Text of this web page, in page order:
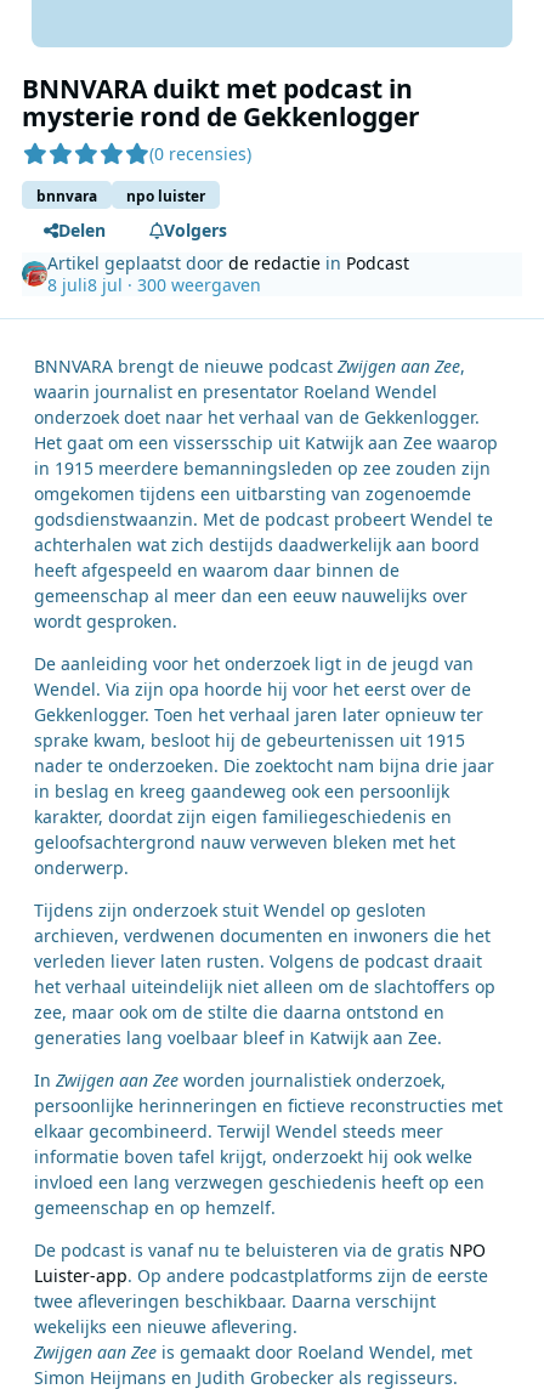
BNNVARA duikt met podcast in
mysterie rond de Gekkenlogger
(0 recensies)
bnnvara npo luister
Delen
Volgers
Artikel geplaatst doorde redactie in Podcast
8 juli8 jul · 300 weergaven
BNNVARA brengt de nieuwe podcast Zwijgen aan Zee,
waarin journalist en presentator Roeland Wendel
onderzoek doet naar het verhaal van de Gekkenlogger.
Het gaat om een vissersschip uit Katwijk aan Zee waarop
in 1915 meerdere bemanningsleden op zee zouden zijn
omgekomen tijdens een uitbarsting van zogenoemde
godsdienstwaanzin. Met de podcast probeert Wendel te
achterhalen wat zich destijds daadwerkelijk aan boord
heeft afgespeeld en waarom daar binnen de
gemeenschap al meer dan een eeuw nauwelijks over
wordt gesproken.
De aanleiding voor het onderzoek ligt in de jeugd van
Wendel. Via zijn opa hoorde hij voor het eerst over de
Gekkenlogger. Toen het verhaal jaren later opnieuw ter
sprake kwam, besloot hij de gebeurtenissen uit 1915
nader te onderzoeken. Die zoektocht nam bijna drie jaar
in beslag en kreeg gaandeweg ook een persoonlijk
karakter, doordat zijn eigen familiegeschiedenis en
geloofsachtergrond nauw verweven bleken met het
onderwerp.
Tijdens zijn onderzoek stuit Wendel op gesloten
archieven, verdwenen documenten en inwoners die het
verleden liever laten rusten. Volgens de podcast draait
het verhaal uiteindelijk niet alleen om de slachtoffers op
zee, maar ook om de stilte die daarna ontstond en
generaties lang voelbaar bleef in Katwijk aan Zee.
In Zwijgen aan Zee worden journalistiek onderzoek,
persoonlijke herinneringen en fictieve reconstructies met
elkaar gecombineerd. Terwijl Wendel steeds meer
informatie boven tafel krijgt, onderzoekt hij ook welke
invloed een lang verzwegen geschiedenis heeft op een
gemeenschap en op hemzelf.
De podcast is vanaf nu te beluisteren via de gratis NPO
Luister-app. Op andere podcastplatforms zijn de eerste
twee afleveringen beschikbaar. Daarna verschijnt
wekelijks een nieuwe aflevering.
Zwijgen aan Zee is gemaakt door Roeland Wendel, met
Simon Heijmans en Judith Grobecker als regisseurs.